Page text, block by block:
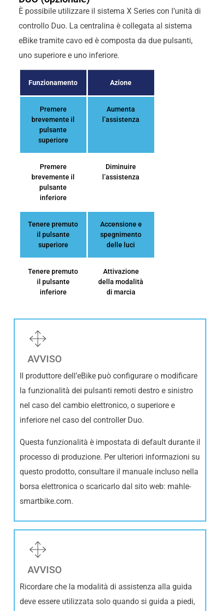
È possibile utilizzare il sistema X Series con l’unità di
controllo Duo. La centralina è collegata al sistema
eBike tramite cavo ed è composta da due pulsanti,
uno superiore e uno inferiore.
Funzionamento Azione
Premere
brevemente il
pulsante
superiore
Aumenta
l’assistenza
Premere
brevemente il
pulsante
inferiore
Diminuire
l’assistenza
Tenere premuto
il pulsante
superiore
Accensione e
spegnimento
delle luci
Tenere premuto
il pulsante
inferiore
Attivazione
della modalità
di marcia
AVVISO
Il produttore dell’eBike può configurare o modificare
la funzionalità dei pulsanti remoti destro e sinistro
nel caso del cambio elettronico, o superiore e
inferiore nel caso del controller Duo.
Questa funzionalità è impostata di default durante il
processo di produzione. Per ulteriori informazioni su
questo prodotto, consultare il manuale incluso nella
borsa elettronica o scaricarlo dal sito web: mahle-
smartbike.com.
AVVISO
Ricordare che la modalità di assistenza alla guida
deve essere utilizzata solo quando si guida a piedi,